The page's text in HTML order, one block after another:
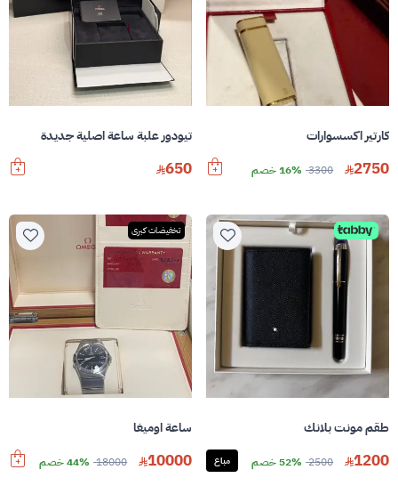
كارتير اكسسوارات
2750
3300 16% خصم
تيودور علبة ساعة اصلية جديدة
650
طقم مونت بلانك
1200
2500 52% خصم مباع
تخفيضات كبرى
ساعة اوميغا
10000
18000 44% خصم